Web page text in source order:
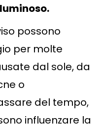
possono
per molte
dal sole, da
o
del tempo,
influenzare la